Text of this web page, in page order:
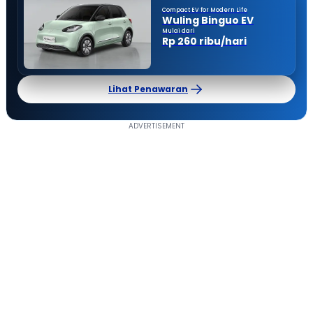
Compact EV for Modern Life
Wuling Binguo EV
Mulai dari
Rp 260 ribu/hari
Lihat Penawaran